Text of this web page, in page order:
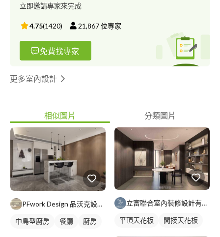
立即邀請專家來完成
4.75(1420) 21,867位專家
免費找專家
更多室內設計
相似圖片 分類圖片
PFwork Design 品沃克設計 l 工程 安信建築經理屢約保證
中島型廚房 餐廳 廚房
立富聯合室內裝修設計有限公司
平頂天花板 間接天花板